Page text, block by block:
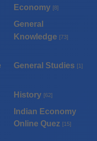
Economy [8]
General
Knowledge [73]
General Studies [1]
History [62]
Indian Economy
Online Quez [15]